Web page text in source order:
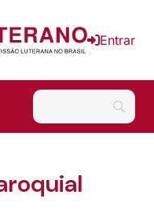
Entrar